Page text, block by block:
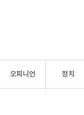
오피니언 정치